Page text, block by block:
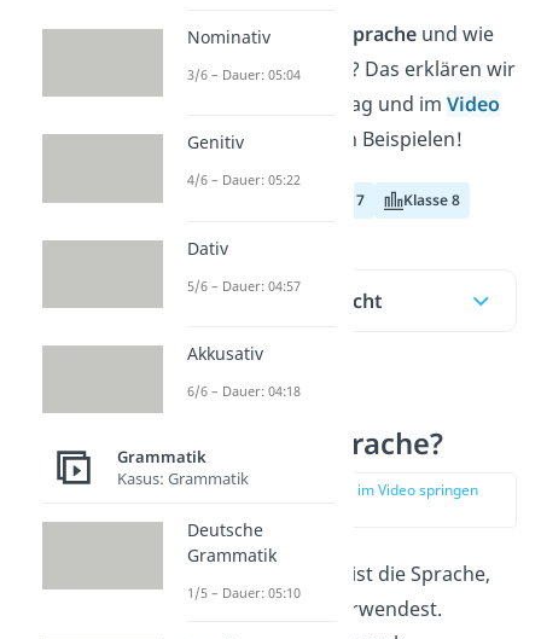
Was istUmgangsspracheund wie
verwendest du sie? Das erklären wir
dir in diesem Beitrag und im Video
mit verschiedenen Beispielen!
Klasse 7 Klasse 8
Inhaltsübersicht
Was ist
Umgangssprache?
zur Stelle im Video springen
ist die Sprache,
die du im Alltag verwendest.
Nominativ
3/6 – Dauer: 05:04
Genitiv
4/6 – Dauer: 05:22
Dativ
5/6 – Dauer: 04:57
Akkusativ
6/6 – Dauer: 04:18
Grammatik
Kasus: Grammatik
Deutsche
Grammatik
1/5 – Dauer: 05:10